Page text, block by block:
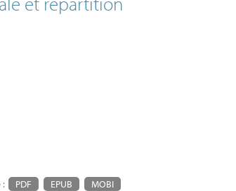
: PDF EPUB MOBI